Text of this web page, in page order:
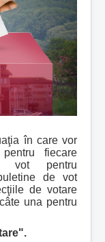
în care vor
fiecare
vot pentru
de vot
de votare
una pentru